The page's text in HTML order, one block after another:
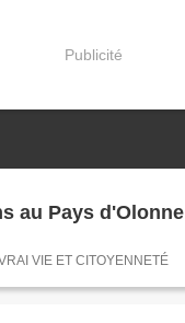
Publicité
au Pays d'Olonne
LA GAZETTE QUI DIT VRAI VIE ET CITOYENNETÉ